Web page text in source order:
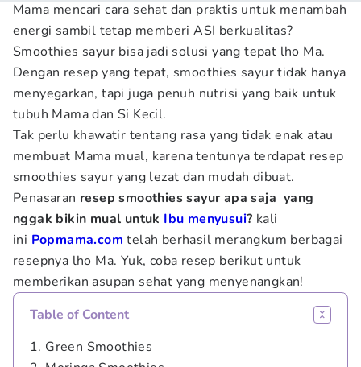
Mama mencari cara sehat dan praktis untuk menambah
energi sambil tetap memberi ASI berkualitas?
Smoothies sayur bisa jadi solusi yang tepat lho Ma.
Dengan resep yang tepat, smoothies sayur tidak hanya
menyegarkan, tapi juga penuh nutrisi yang baik untuk
tubuh Mama dan Si Kecil.
Tak perlu khawatir tentang rasa yang tidak enak atau
membuat Mama mual, karena tentunya terdapat resep
smoothies sayur yang lezat dan mudah dibuat.
Penasaran resep smoothies sayur apa saja yang
nggak bikin mual untuk Ibu menyusui? kali
ini Popmama.com telah berhasil merangkum berbagai
resepnya lho Ma. Yuk, coba resep berikut untuk
memberikan asupan sehat yang menyenangkan!
Table of Content
1. Green Smoothies